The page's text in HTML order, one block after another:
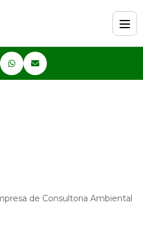
de Consultoria Ambiental